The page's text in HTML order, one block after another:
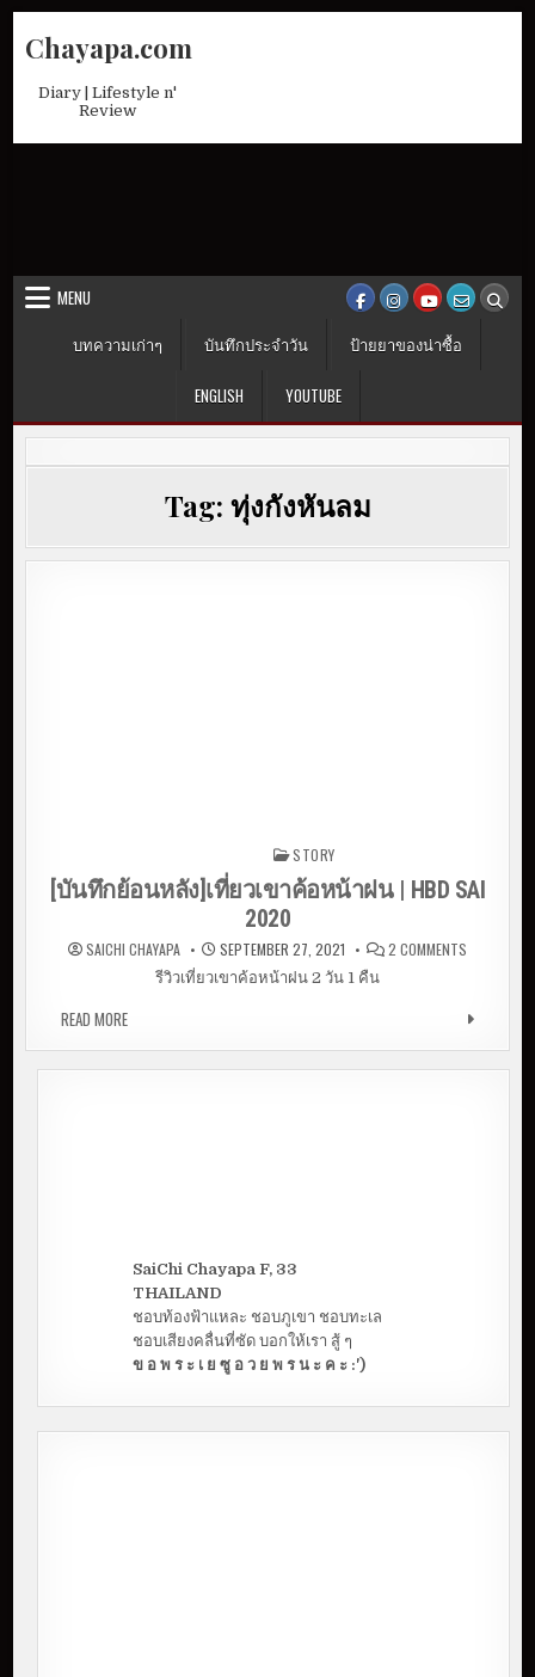
Chayapa.com
Diary | Lifestyle n'
Review
MENU
บทความเก่าๆ
บันทึกประจำวัน ป้ายยาของน่าซื้อ
ENGLISH YOUTUBE
Tag: ทุ่งกังหันลม
STORY
[บันทึกย้อนหลัง]เที่ยวเขาค้อหน้าฝน | HBD SAI
2020
SAICHI CHAYAPA SEPTEMBER 27, 2021 2 COMMENTS
ทึ
ย้
น
S
I
รีวิวเที่ยวเขาค้อหน้าฝน 2 วัน 1 คืน
READ MORE[บันทึกย้อนหลัง]เที่ยวเขาค้อหน้าฝน | HBD SAI 2020
SaiChi Chayapa F, 33
THAILAND
ชอบท้องฟ้าแหละ ชอบภูเขา ชอบทะเล
ชอบเสียงคลื่นที่ซัด บอกให้เรา สู้ ๆ
ข อ พ ร ะ เ ย ซู อ ว ย พ ร น ะ ค ะ :')